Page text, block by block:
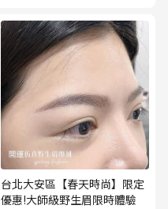
台北大安區【春天時尚】限定
優惠!大師級野生眉限時體驗